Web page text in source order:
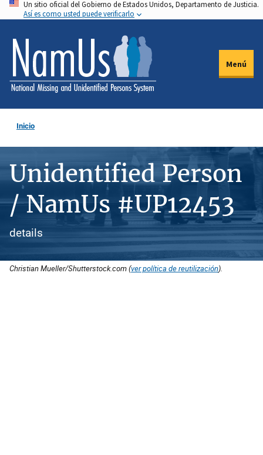
Pasar
al
contenido
principal
Un sitio oficial del Gobierno de Estados Unidos, Departamento de Justicia.
Así es como usted puede verificarlo
Menú
Inicio
Unidentified Person
/ NamUs #UP12453
details
Christian Mueller/Shutterstock.com (ver política de reutilización).